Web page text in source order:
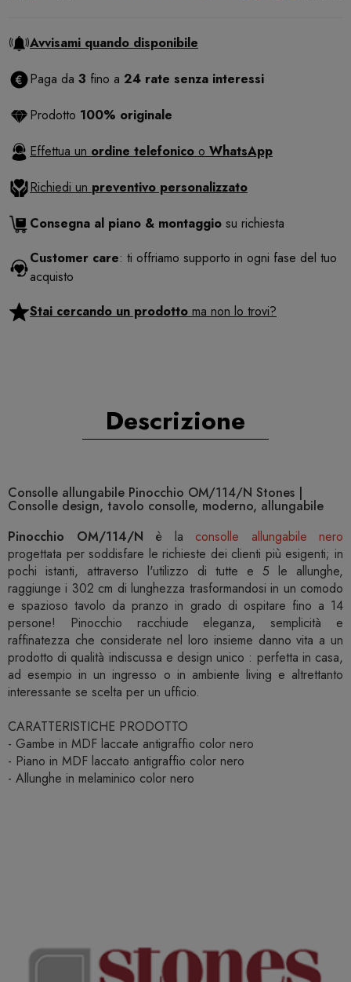
Avvisami quando disponibile
Paga da 3 fino a 24 rate senza interessi
Prodotto 100% originale
Effettua un ordine telefonico o WhatsApp
Richiedi un preventivo personalizzato
Consegna al piano & montaggio su richiesta
Customer care: ti offriamo supporto in ogni fase del tuo
acquisto
Stai cercando un prodotto ma non lo trovi?
Descrizione
Consolle allungabile Pinocchio OM/114/N Stones |
Consolle design, tavolo consolle, moderno, allungabile
Pinocchio OM/114/N è la consolle allungabile nero
progettata per soddisfare le richieste dei clienti più esigenti; in
pochi istanti, attraverso l'utilizzo di tutte e 5 le allunghe,
raggiunge i 302 cm di lunghezza trasformandosi in un comodo
e spazioso tavolo da pranzo in grado di ospitare fino a 14
persone! Pinocchio racchiude eleganza, semplicità e
raffinatezza che considerate nel loro insieme danno vita a un
prodotto di qualità indiscussa e design unico : perfetta in casa,
ad esempio in un ingresso o in ambiente living e altrettanto
interessante se scelta per un ufficio.
CARATTERISTICHE PRODOTTO
- Gambe in MDF laccate antigraffio color nero
- Piano in MDF laccato antigraffio color nero
- Allunghe in melaminico color nero